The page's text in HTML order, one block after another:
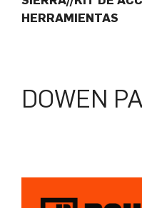
HERRAMIENTAS
DOWEN